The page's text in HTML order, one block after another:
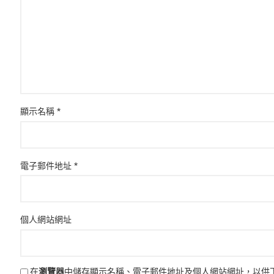
顯示名稱 *
電子郵件地址 *
個人網站網址
在瀏覽器中儲存顯示名稱、電子郵件地址及個人網站網址，以供